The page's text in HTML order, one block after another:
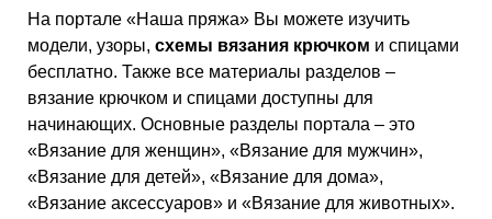
На портале «Наша пряжа» Вы можете изучить
модели, узоры, схемы вязания крючком и спицами
бесплатно. Также все материалы разделов –
вязание крючком и спицами доступны для
начинающих. Основные разделы портала – это
«Вязание для женщин», «Вязание для мужчин»,
«Вязание для детей», «Вязание для дома»,
«Вязание аксессуаров» и «Вязание для животных».